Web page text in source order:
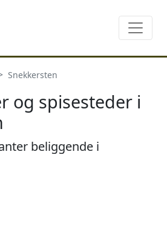
Snekkersten
og spisesteder i
beliggende i